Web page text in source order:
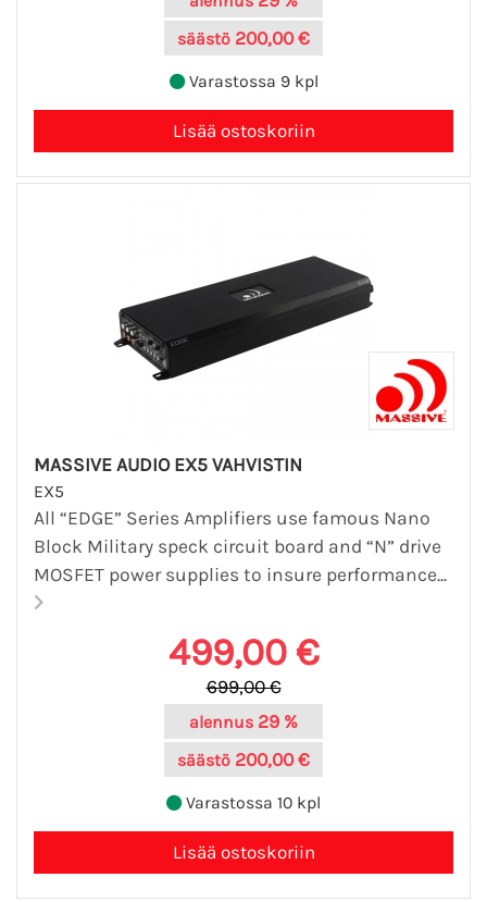
säästö 200,00 €
Varastossa 9 kpl
MASSIVE AUDIO EX5 VAHVISTIN
EX5
All “EDGE” Series Amplifiers use famous Nano
Block Military speck circuit board and “N” drive
MOSFET power supplies to insure performance...
499,00 €
699,00 €
alennus 29 %
säästö 200,00 €
Varastossa 10 kpl